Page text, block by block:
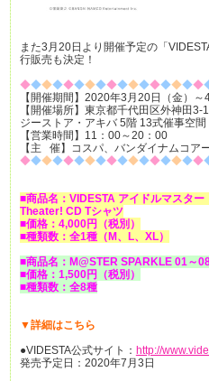
また3月20日より開催予定の「
行販売も決定！
◆◆◆◆◆◆◆◆◆◆◆◆◆◆◆◆◆
【開催期間】2020年3月20日（金）～
【開催場所】東京都千代田区外神田
ジーストア・アキバ 5階 13式催事空間
【営業時間】11：00～20：00
【主 催】コスパ、バンダイナムコア
◆◆◆◆◆◆◆◆◆◆◆◆◆◆◆◆◆
■商品名：VIDESTA アイドルマスタ
Theater! CD Tシャツ
■価格：4,000円（税別）
■種類数：全1種（M、L、XL）
■商品名：M@STER SPARKLE 01～
■価格：1,500円（税別）
■種類数：全8種
▼詳細はこちら
●VIDESTA公式サイト： http://
発売予定日：2020年7月3日